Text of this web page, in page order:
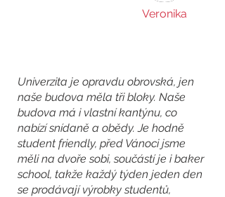
Veronika
Univerzita je opravdu obrovská, jen
naše budova měla tři bloky. Naše
budova má i vlastní kantýnu, co
nabízí snídaně a obědy. Je hodně
student friendly, před Vánoci jsme
měli na dvoře sobi, součástí je i baker
school, takže každý týden jeden den
se prodávají výrobky studentů,